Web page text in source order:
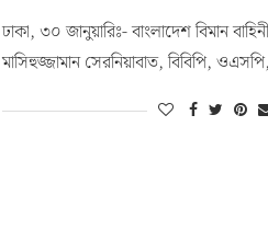
ঢাকা, ৩০ জানুয়ারিঃ- বাংলাদেশ বিমান
মাসিহুজ্জামান সেরনিয়াবাত, বিবিপি,